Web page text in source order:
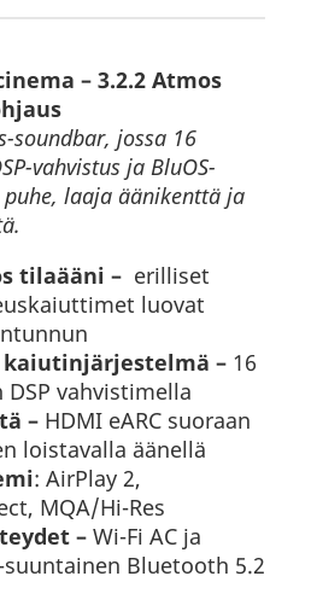
– 3.2.2 Atmos
soundbar, jossa 16
vahvistus ja BluOS-
laaja äänikenttä ja
tilaääni – erilliset
luovat
kaiutinjärjestelmä – 16
vahvistimella
– HDMI eARC suoraan
loistavalla äänellä
: AirPlay 2,
MQA/Hi-Res
–Wi-Fi AC ja
Bluetooth 5.2